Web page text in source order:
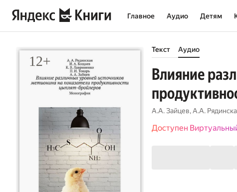
Главное Аудио Детям
Текст Аудио
Влияние
А.А. Зайцев,А.А.
Доступен